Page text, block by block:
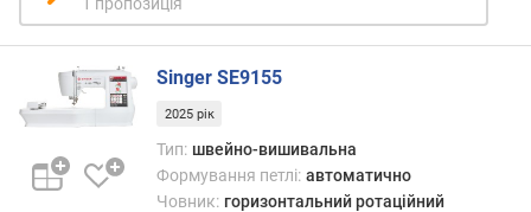
и
д
і
т
ь
ш
1 пропозиція
Singer SE9155
2025 рік
Тип: швейно-вишивальна
Формування петлі: автоматично
Човник: горизонтальний ротаційний